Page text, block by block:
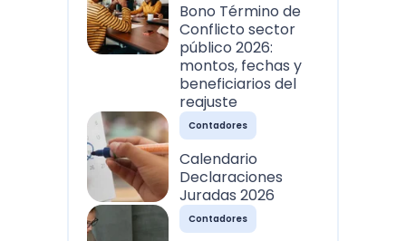
Bono Término de
Conflicto sector
público 2026:
montos, fechas y
beneficiarios del
reajuste
Contadores
Calendario
Declaraciones
Juradas 2026
Contadores